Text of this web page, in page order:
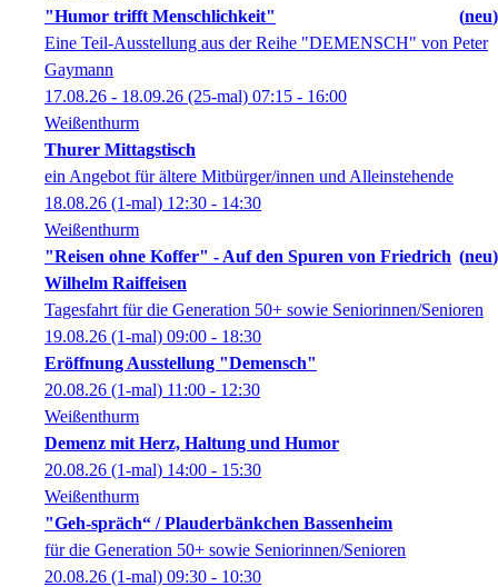
"Humor trifft Menschlichkeit"
neu
Eine Teil-Ausstellung aus der Reihe "DEMENSCH" von Peter
Gaymann
17.08.26 - 18.09.26 (25-mal) 07:15 - 16:00
Weißenthurm
Thurer Mittagstisch
ein Angebot für ältere Mitbürger/innen und Alleinstehende
18.08.26 (1-mal) 12:30 - 14:30
Weißenthurm
"Reisen ohne Koffer" - Auf den Spuren von Friedrich
Wilhelm Raiffeisen
neu
Tagesfahrt für die Generation 50+ sowie Seniorinnen/Senioren
19.08.26 (1-mal) 09:00 - 18:30
Eröffnung Ausstellung "Demensch"
20.08.26 (1-mal) 11:00 - 12:30
Weißenthurm
Demenz mit Herz, Haltung und Humor
20.08.26 (1-mal) 14:00 - 15:30
Weißenthurm
"Geh-spräch“ / Plauderbänkchen Bassenheim
für die Generation 50+ sowie Seniorinnen/Senioren
20.08.26 (1-mal) 09:30 - 10:30